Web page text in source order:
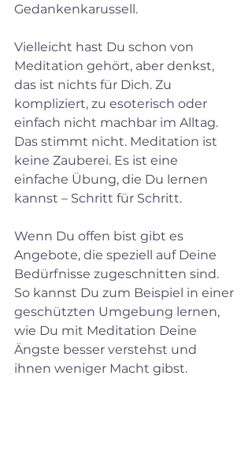
Gedankenkarussell.
Vielleicht hast Du schon von
Meditation gehört, aber denkst,
das ist nichts für Dich. Zu
kompliziert, zu esoterisch oder
einfach nicht machbar im Alltag.
Das stimmt nicht. Meditation ist
keine Zauberei. Es ist eine
einfache Übung, die Du lernen
kannst – Schritt für Schritt.
Wenn Du offen bist gibt es
Angebote, die speziell auf Deine
Bedürfnisse zugeschnitten sind.
So kannst Du zum Beispiel in einer
geschützten Umgebung lernen,
wie Du mit Meditation Deine
Ängste besser verstehst und
ihnen weniger Macht gibst.